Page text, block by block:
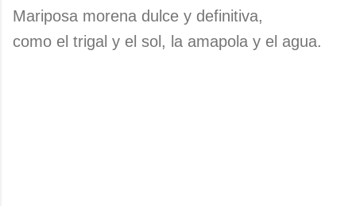
Mariposa morena dulce y definitiva,
como el trigal y el sol, la amapola y el agua.